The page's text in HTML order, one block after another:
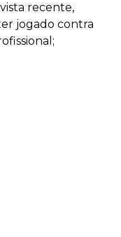
recente,
jogado contra